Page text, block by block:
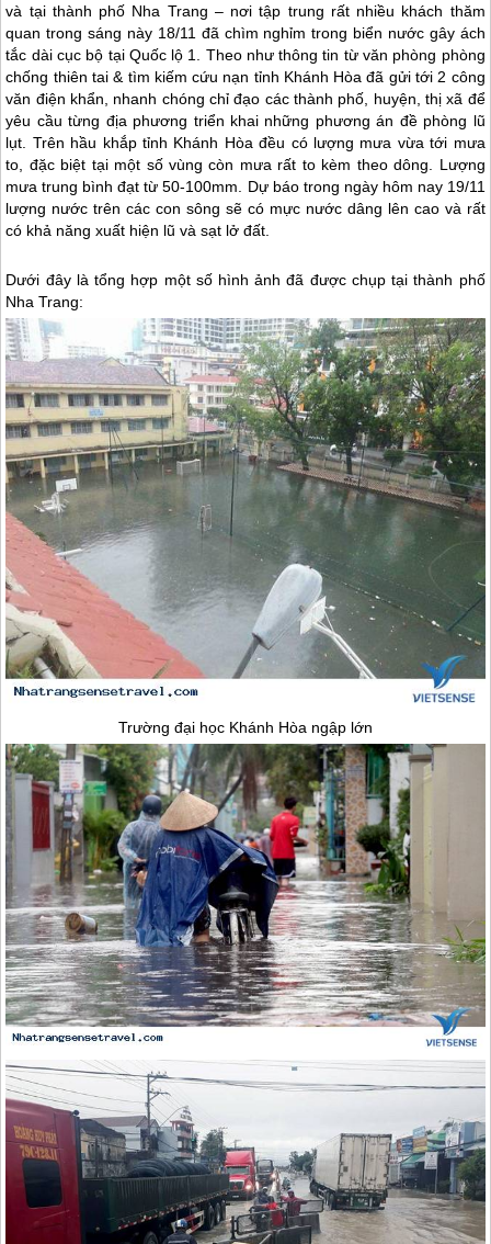
và tại thành phố Nha Trang – nơi tập trung rất nhiều khách thăm
quan trong sáng này 18/11 đã chìm nghỉm trong biển nước gây ách
tắc dài cục bộ tại Quốc lộ 1. Theo như thông tin từ văn phòng phòng
chống thiên tai & tìm kiếm cứu nạn tỉnh Khánh Hòa đã gửi tới 2 công
văn điện khẩn, nhanh chóng chỉ đạo các thành phố, huyện, thị xã để
yêu cầu từng địa phương triển khai những phương án đề phòng lũ
lụt. Trên hầu khắp tỉnh Khánh Hòa đều có lượng mưa vừa tới mưa
to, đặc biệt tại một số vùng còn mưa rất to kèm theo dông. Lượng
mưa trung bình đạt từ 50-100mm. Dự báo trong ngày hôm nay 19/11
lượng nước trên các con sông sẽ có mực nước dâng lên cao và rất
có khả năng xuất hiện lũ và sạt lở đất.
Dưới đây là tổng hợp một số hình ảnh đã được chụp tại thành phố
Nha Trang:
Trường đại học Khánh Hòa ngập lớn